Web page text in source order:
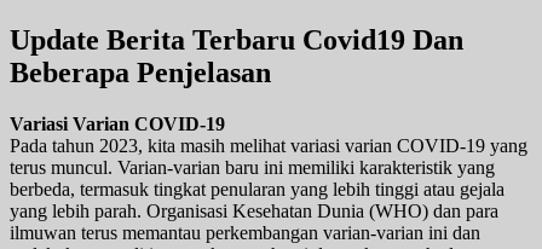
Update Berita Terbaru Covid19 Dan
Beberapa Penjelasan
Variasi Varian COVID-19
Pada tahun 2023, kita masih melihat variasi varian COVID-19 yang
terus muncul. Varian-varian baru ini memiliki karakteristik yang
berbeda, termasuk tingkat penularan yang lebih tinggi atau gejala
yang lebih parah. Organisasi Kesehatan Dunia (WHO) dan para
ilmuwan terus memantau perkembangan varian-varian ini dan